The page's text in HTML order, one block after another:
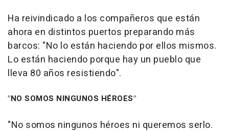
Ha reivindicado a los compañeros que están
ahora en distintos puertos preparando más
barcos: "No lo están haciendo por ellos mismos.
Lo están haciendo porque hay un pueblo que
lleva 80 años resistiendo".
"NO SOMOS NINGUNOS HÉROES"
"No somos ningunos héroes ni queremos serlo.